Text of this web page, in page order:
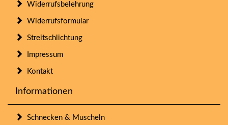
Widerrufsbelehrung
Widerrufsformular
Streitschlichtung
Impressum
Kontakt
Informationen
Schnecken & Muscheln